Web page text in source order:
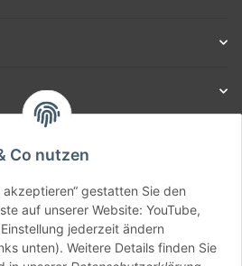
Co nutzen
akzeptieren“ gestatten Sie den
auf unserer Website: YouTube,
jederzeit ändern
unten). Weitere Details finden Sie
Worldwide. ( B2B Shop )
widerrufen